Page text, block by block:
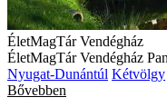
ÉletMagTár Vendégház
ÉletMagTár Vendégház
Nyugat-Dunántúl Kétvölgy
Bővebben